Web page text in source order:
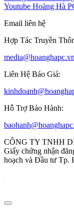
Youtube Hoàng Hà
Email liên hệ
Hợp Tác Truyền
media@hoanghapc.vn
Liên Hệ Báo Giá:
Hỗ Trợ Bảo Hành:
CÔNG TY TNHH
Giấy chứng nhận
hoạch và Đầu tư Tp.